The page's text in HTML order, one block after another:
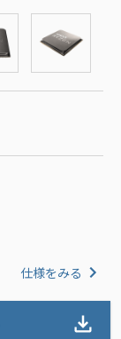
仕様をみる